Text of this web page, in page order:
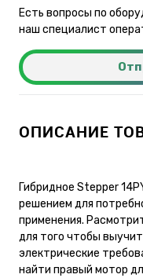
Есть вопросы по
наш специалист
ОПИСАНИЕ
Гибридное Stepper
решением для
применения.
для того чтобы
электрические
найти правый мотор